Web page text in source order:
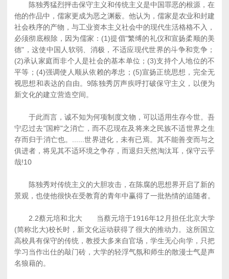
陈独秀猛烈抨击保守主义和传统主义是中国罪恶的根源，在
他的作品中，儒家更成为恶之渊薮。他认为，儒家是农业和封建
社会秩序的产物，与工业资本主义社会中的现代生活格格不入，
必须彻底根除，因为儒家：(1)提倡"繁缚的礼仪和宣扬柔顺的美
德"，这使中国人软弱、消极，不适应现代世界的斗争和竞争；
(2)承认家庭而非个人是社会的基本单位；(3)支持个人地位的不
平等；(4)强调使人顺从依赖的孝忠；(5)宣扬正统思想，完全无
视思想和表达的自由。9陈独秀厉声疾呼打破保守主义，以便为
新文化的建立营造空间。
于此而言，诚不知为何项制度文物，可以适用生存今世。吾
宁忍过去"国粹"之消亡，而不忍现在及将来之民族不适世界之生
存而归于消亡也。......世界进化，未有已焉。其不能善变而与之
俱进者，将见其不适环境之争存，而退归天然淘汰耳，保守云乎
哉!10
陈独秀对传统主义的大胆攻击，在陈腐的思想界开启了新的
景观，也使他很快在受教育的青年中赢得了一批热情的追随者。
2.2蔡元培和北大 当蔡元培于1916年12月担任北京大学
(简称北大)校长时，新文化运动获得了很大的推动力。这所国立
高校具有保守的传统，教授大多来自官场，学生无心向学，只把
学习当作出仕的敲门砖，大学的轻浮气氛和师生的散漫士气是声
名狼藉的。